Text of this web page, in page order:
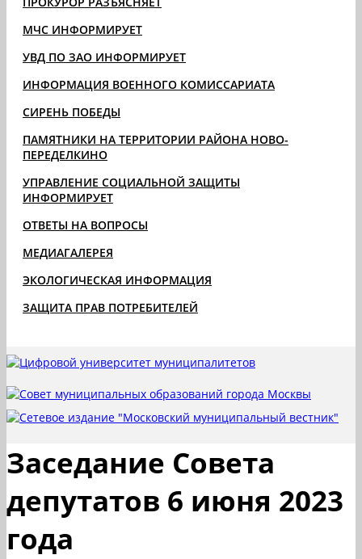
МЧС ИНФОРМИРУЕТ
УВД ПО ЗАО ИНФОРМИРУЕТ
ИНФОРМАЦИЯ ВОЕННОГО КОМИССАРИАТА
СИРЕНЬ ПОБЕДЫ
ПАМЯТНИКИ НА ТЕРРИТОРИИ РАЙОНА НОВО-
ПЕРЕДЕЛКИНО
УПРАВЛЕНИЕ СОЦИАЛЬНОЙ ЗАЩИТЫ
ИНФОРМИРУЕТ
ОТВЕТЫ НА ВОПРОСЫ
МЕДИАГАЛЕРЕЯ
ЭКОЛОГИЧЕСКАЯ ИНФОРМАЦИЯ
ЗАЩИТА ПРАВ ПОТРЕБИТЕЛЕЙ
Заседание Совета
депутатов 6 июня 2023
года